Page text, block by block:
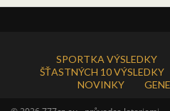
SPORTKA VÝSLEDKY
ŠŤASTNÝCH 10 VÝSLEDKY
NOVINKY